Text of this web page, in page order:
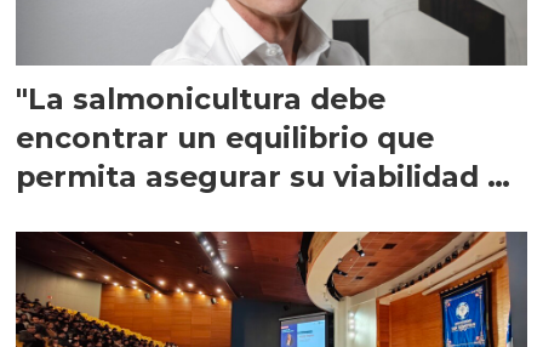
"La salmonicultura debe
encontrar un equilibrio que
permita asegurar su viabilidad de